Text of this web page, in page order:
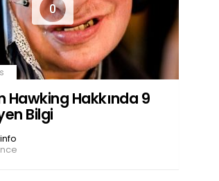
0
Hawking Hakkında 9
Bilgi